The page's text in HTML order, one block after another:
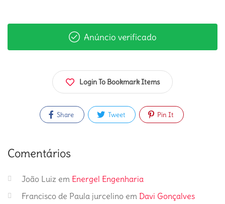
Anúncio verificado
Login To Bookmark Items
Share Tweet Pin It
Comentários
João Luiz em Energel Engenharia
Francisco de Paula jurcelino em Davi Gonçalves